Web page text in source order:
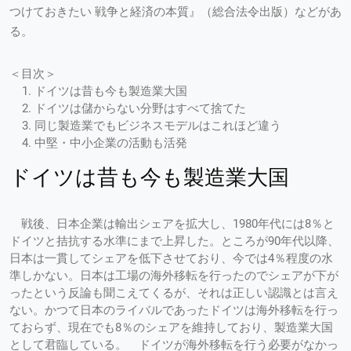
つけておきたい 戦争と経済の本質』（総合法令出版）などがあ
る。
＜目次＞
ドイツは昔も今も製造業大国
ドイツは儲からない分野はすべて捨てた
同じ製造業でもビジネスモデルはこれほど違う
中堅・中小企業の活動も活発
ドイツは昔も今も製造業大国
戦後、日本企業は輸出シェアを拡大し、1980年代には8％と
ドイツと拮抗する水準にまで上昇した。ところが90年代以降、
日本は一貫してシェアを低下させており、今では4％程度の水
準しかない。日本は工場の海外移転を行ったのでシェアが下が
ったという反論も聞こえてくるが、それは正しい認識とは言え
ない。かつて日本のライバルであったドイツは海外移転を行っ
ておらず、現在でも8％のシェアを維持しており、製造業大国
として君臨している。 ドイツが海外移転を行う必要がなかっ